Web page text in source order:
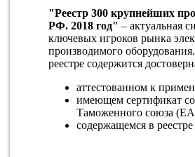
"Реестр 300 крупнейших
РФ. 2018 год" – актуальная
ключевых игроков рынка
производимого
реестре содержится
аттестованном к
имеющем сертификат
Таможенного союза
содержащемся в